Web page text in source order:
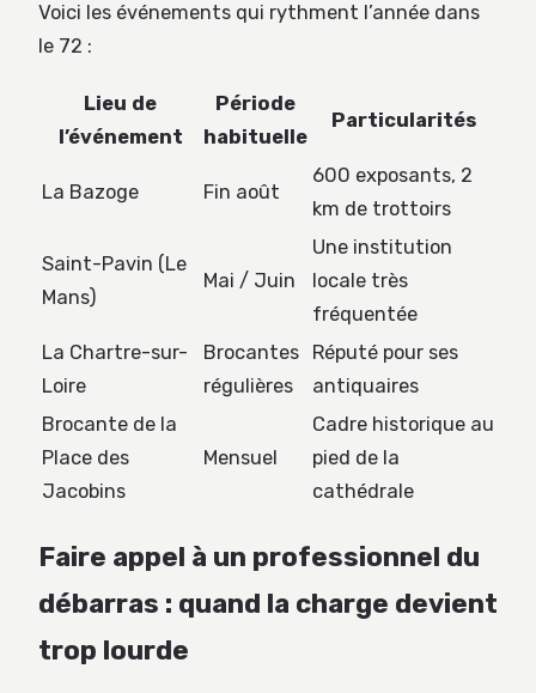
Voici les événements qui rythment l’année dans
le 72 :
Lieu de
l’événement
Période
habituelle
Particularités
La Bazoge Fin août
600 exposants, 2
km de trottoirs
Saint-Pavin (Le
Mans)
Mai / Juin
Une institution
locale très
fréquentée
La Chartre-sur-
Loire
Brocantes
régulières
Réputé pour ses
antiquaires
Brocante de la
Place des
Jacobins
Mensuel
Cadre historique au
pied de la
cathédrale
Faire appel à un professionnel du
débarras : quand la charge devient
trop lourde